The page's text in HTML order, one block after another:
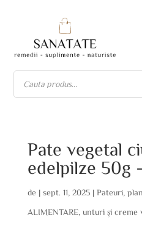
Pate vegetal
edelpilze 50g
de | sept. 11, 2025| Pateuri,
ALIMENTARE, unturi și creme